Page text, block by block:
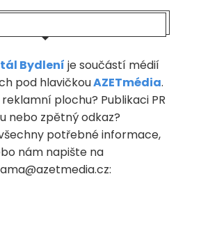
Bydlení je součástí médií
pod hlavičkouAZETmédia.
plochu? Publikaci PR
nebo zpětný odkaz?
potřebné informace,
nám napište na